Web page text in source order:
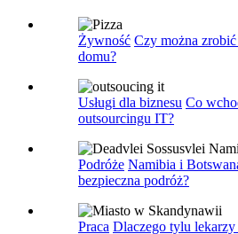
Żywność Czy można
domu?
Usługi dla biznesu Co
outsourcingu IT?
Podróże Namibia i
bezpieczna podróż?
Praca Dlaczego tylu